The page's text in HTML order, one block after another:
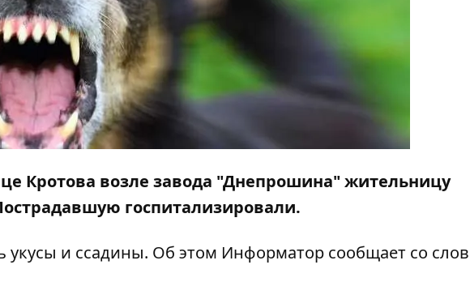
Кротова возле завода "Днепрошина" жительницу
госпитализировали.
и ссадины. Об этом Информатор сообщает со слов